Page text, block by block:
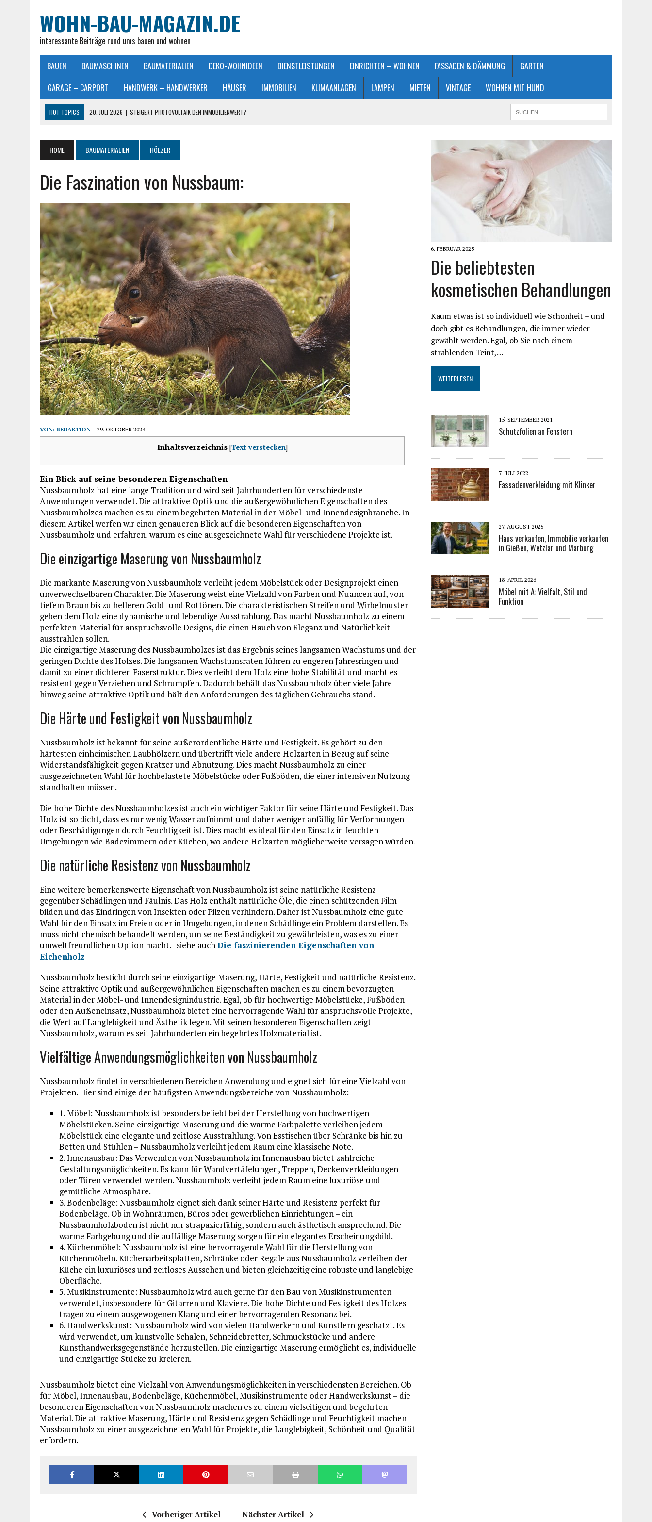
WOHN-BAU-MAGAZIN.DE
interessante Beiträge rund ums bauen und wohnen
BAUEN BAUMASCHINEN BAUMATERIALIEN DEKO-WOHNIDEEN DIENSTLEISTUNGEN EINRICHTEN – WOHNEN FASSADEN & DÄMMUNG
GARTEN
GARAGE – CARPORT
HANDWERK – HANDWERKER HÄUSER IMMOBILIEN KLIMAANLAGEN LAMPEN MIETEN VINTAGE WOHNEN MIT HUND
HOT TOPICS 20. JULI 2026 | STEIGERT PHOTOVOLTAIK DEN IMMOBILIENWERT?
25. JUNI 2026 | FRANZÖSISCHES DOPPELBETT: MASSE, VORTEILE UND KAUFBERATUNG
23. JULI 2026
SO EINFACH GELINGT – DIE PERFEKTE TERRASSENGESTALTUNG
HOME BAUMATERIALIEN HÖLZER
Die Faszination von Nussbaum:
VON: REDAKTION 29. OKTOBER 2023
Inhaltsverzeichnis [Text verstecken]
Ein Blick auf seine besonderen Eigenschaften
Nussbaumholz hat eine lange Tradition und wird seit Jahrhunderten für verschiedenste
Anwendungen verwendet. Die attraktive Optik und die außergewöhnlichen Eigenschaften des
Nussbaumholzes machen es zu einem begehrten Material in der Möbel- und Innendesignbranche. In
diesem Artikel werfen wir einen genaueren Blick auf die besonderen Eigenschaften von
Nussbaumholz und erfahren, warum es eine ausgezeichnete Wahl für verschiedene Projekte ist.
Die einzigartige Maserung von Nussbaumholz
Die markante Maserung von Nussbaumholz verleiht jedem Möbelstück oder Designprojekt einen
unverwechselbaren Charakter. Die Maserung weist eine Vielzahl von Farben und Nuancen auf, von
tiefem Braun bis zu helleren Gold- und Rottönen. Die charakteristischen Streifen und Wirbelmuster
geben dem Holz eine dynamische und lebendige Ausstrahlung. Das macht Nussbaumholz zu einem
perfekten Material für anspruchsvolle Designs, die einen Hauch von Eleganz und Natürlichkeit
ausstrahlen sollen.
Die einzigartige Maserung des Nussbaumholzes ist das Ergebnis seines langsamen Wachstums und der
geringen Dichte des Holzes. Die langsamen Wachstumsraten führen zu engeren Jahresringen und
damit zu einer dichteren Faserstruktur. Dies verleiht dem Holz eine hohe Stabilität und macht es
resistent gegen Verziehen und Schrumpfen. Dadurch behält das Nussbaumholz über viele Jahre
hinweg seine attraktive Optik und hält den Anforderungen des täglichen Gebrauchs stand.
Die Härte und Festigkeit von Nussbaumholz
Nussbaumholz ist bekannt für seine außerordentliche Härte und Festigkeit. Es gehört zu den
härtesten einheimischen Laubhölzern und übertrifft viele andere Holzarten in Bezug auf seine
Widerstandsfähigkeit gegen Kratzer und Abnutzung. Dies macht Nussbaumholz zu einer
ausgezeichneten Wahl für hochbelastete Möbelstücke oder Fußböden, die einer intensiven Nutzung
standhalten müssen.
Die hohe Dichte des Nussbaumholzes ist auch ein wichtiger Faktor für seine Härte und Festigkeit. Das
Holz ist so dicht, dass es nur wenig Wasser aufnimmt und daher weniger anfällig für Verformungen
oder Beschädigungen durch Feuchtigkeit ist. Dies macht es ideal für den Einsatz in feuchten
Umgebungen wie Badezimmern oder Küchen, wo andere Holzarten möglicherweise versagen würden.
Die natürliche Resistenz von Nussbaumholz
Eine weitere bemerkenswerte Eigenschaft von Nussbaumholz ist seine natürliche Resistenz
gegenüber Schädlingen und Fäulnis. Das Holz enthält natürliche Öle, die einen schützenden Film
bilden und das Eindringen von Insekten oder Pilzen verhindern. Daher ist Nussbaumholz eine gute
Wahl für den Einsatz im Freien oder in Umgebungen, in denen Schädlinge ein Problem darstellen. Es
muss nicht chemisch behandelt werden, um seine Beständigkeit zu gewährleisten, was es zu einer
umweltfreundlichen Option macht. siehe auchDie faszinierenden Eigenschaften von
Eichenholz
Nussbaumholz besticht durch seine einzigartige Maserung, Härte, Festigkeit und natürliche Resistenz.
Seine attraktive Optik und außergewöhnlichen Eigenschaften machen es zu einem bevorzugten
Material in der Möbel- und Innendesignindustrie. Egal, ob für hochwertige Möbelstücke, Fußböden
oder den Außeneinsatz, Nussbaumholz bietet eine hervorragende Wahl für anspruchsvolle Projekte,
die Wert auf Langlebigkeit und Ästhetik legen. Mit seinen besonderen Eigenschaften zeigt
Nussbaumholz, warum es seit Jahrhunderten ein begehrtes Holzmaterial ist.
Vielfältige Anwendungsmöglichkeiten von Nussbaumholz
Nussbaumholz findet in verschiedenen Bereichen Anwendung und eignet sich für eine Vielzahl von
Projekten. Hier sind einige der häufigsten Anwendungsbereiche von Nussbaumholz:
1. Möbel: Nussbaumholz ist besonders beliebt bei der Herstellung von hochwertigen
Möbelstücken. Seine einzigartige Maserung und die warme Farbpalette verleihen jedem
Möbelstück eine elegante und zeitlose Ausstrahlung. Von Esstischen über Schränke bis hin zu
Betten und Stühlen – Nussbaumholz verleiht jedem Raum eine klassische Note.
2. Innenausbau: Das Verwenden von Nussbaumholz im Innenausbau bietet zahlreiche
Gestaltungsmöglichkeiten. Es kann für Wandvertäfelungen, Treppen, Deckenverkleidungen
oder Türen verwendet werden. Nussbaumholz verleiht jedem Raum eine luxuriöse und
gemütliche Atmosphäre.
3. Bodenbeläge: Nussbaumholz eignet sich dank seiner Härte und Resistenz perfekt für
Bodenbeläge. Ob in Wohnräumen, Büros oder gewerblichen Einrichtungen – ein
Nussbaumholzboden ist nicht nur strapazierfähig, sondern auch ästhetisch ansprechend. Die
warme Farbgebung und die auffällige Maserung sorgen für ein elegantes Erscheinungsbild.
4. Küchenmöbel: Nussbaumholz ist eine hervorragende Wahl für die Herstellung von
Küchenmöbeln. Küchenarbeitsplatten, Schränke oder Regale aus Nussbaumholz verleihen der
Küche ein luxuriöses und zeitloses Aussehen und bieten gleichzeitig eine robuste und langlebige
Oberfläche.
5. Musikinstrumente: Nussbaumholz wird auch gerne für den Bau von Musikinstrumenten
verwendet, insbesondere für Gitarren und Klaviere. Die hohe Dichte und Festigkeit des Holzes
tragen zu einem ausgewogenen Klang und einer hervorragenden Resonanz bei.
6. Handwerkskunst: Nussbaumholz wird von vielen Handwerkern und Künstlern geschätzt. Es
wird verwendet, um kunstvolle Schalen, Schneidebretter, Schmuckstücke und andere
Kunsthandwerksgegenstände herzustellen. Die einzigartige Maserung ermöglicht es, individuelle
und einzigartige Stücke zu kreieren.
Nussbaumholz bietet eine Vielzahl von Anwendungsmöglichkeiten in verschiedensten Bereichen. Ob
für Möbel, Innenausbau, Bodenbeläge, Küchenmöbel, Musikinstrumente oder Handwerkskunst – die
besonderen Eigenschaften von Nussbaumholz machen es zu einem vielseitigen und begehrten
Material. Die attraktive Maserung, Härte und Resistenz gegen Schädlinge und Feuchtigkeit machen
Nussbaumholz zu einer ausgezeichneten Wahl für Projekte, die Langlebigkeit, Schönheit und Qualität
erfordern.
Vorheriger Artikel Nächster Artikel
6. FEBRUAR 2025
Die beliebtesten
kosmetischen Behandlungen
Kaum etwas ist so individuell wie Schönheit – und
doch gibt es Behandlungen, die immer wieder
gewählt werden. Egal, ob Sie nach einem
strahlenden Teint,…
WEITERLESEN
15. SEPTEMBER 2021
Schutzfolien an Fenstern
7. JULI 2022
Fassadenverkleidung mit Klinker
27. AUGUST 2025
Haus verkaufen, Immobilie verkaufen
in Gießen, Wetzlar und Marburg
18. APRIL 2026
Möbel mit A: Vielfalt, Stil und
Funktion